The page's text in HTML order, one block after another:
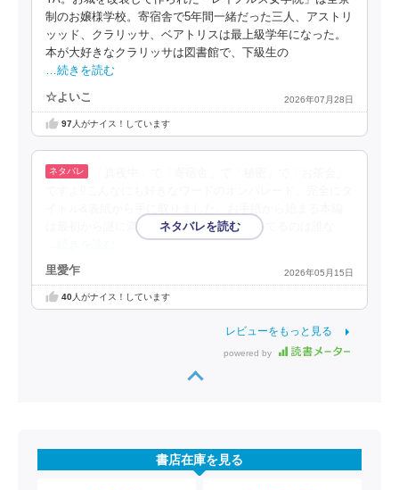
制のお嬢様学校。寄宿舎で5年間一緒だった三人、アストリ
ッッド、クラリッサ、ベアトリスは最上級学年になった。
本が大好きなクラリッサは図書館で、下級生の
…続きを読む
☆よいこ 2026年07月28日
97人がナイス！しています
は最初から謎に満ちてて、さてこれを書いてるのは誰な
里愛乍 2026年05月15日
40人がナイス！しています
レビューをもっと見る
powered by
書店在庫を見る